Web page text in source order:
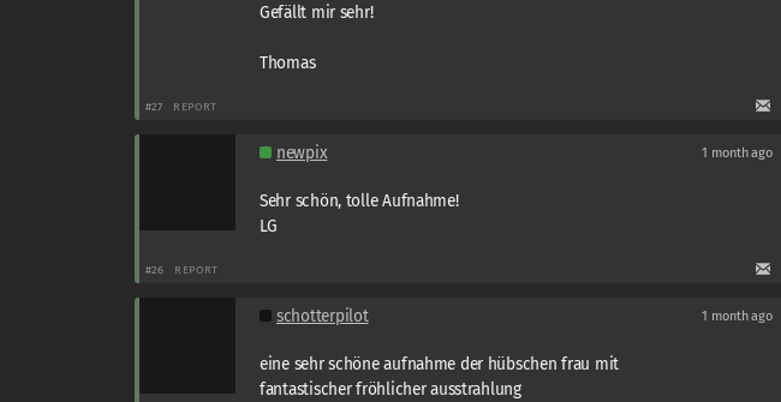
Gefällt mir sehr!
Thomas
#27 REPORT
newpix 1 month ago
Sehr schön, tolle Aufnahme!
LG
#26 REPORT
schotterpilot 1 month ago
eine sehr schöne aufnahme der hübschen frau mit
fantastischer fröhlicher ausstrahlung